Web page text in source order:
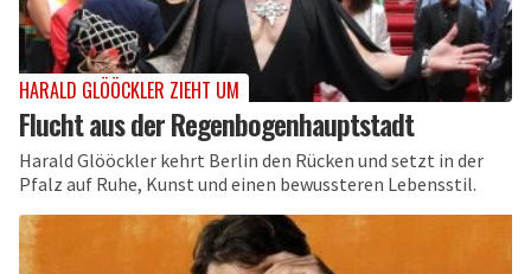
HARALD GLÖÖCKLER ZIEHT UM
Flucht aus der Regenbogenhauptstadt
Harald Glööckler kehrt Berlin den Rücken und setzt in der
Pfalz auf Ruhe, Kunst und einen bewussteren Lebensstil.